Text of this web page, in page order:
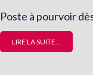
Poste à pourvoir
LIRE LA SUITE...